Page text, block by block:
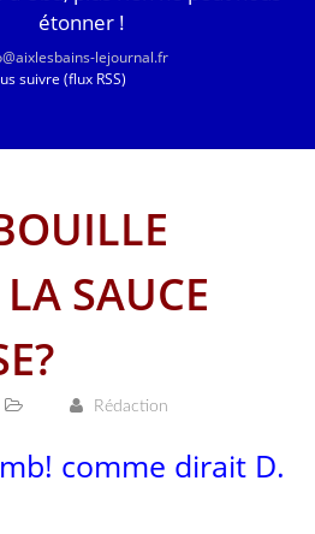
étonner !
lejournal.fr
suivre (flux RSS)
SAUCE
Rédaction
comme dirait D.